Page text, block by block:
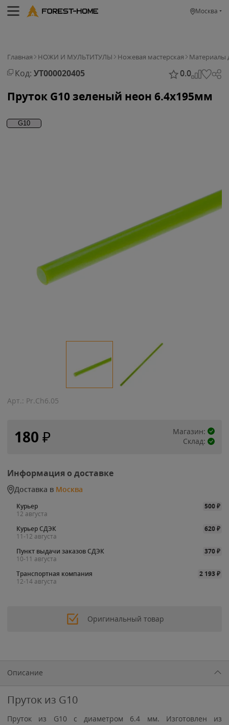
Москва
Главная НОЖИ И МУЛЬТИТУЛЫ Ножевая мастерская Материалы
Код: УТ000020405 0.0
Пруток G10 зеленый неон 6.4x195мм
G10
Арт.: Pr.Ch6.05
180 ₽
Магазин:
Склад:
Информация о доставке
Доставка в Москва
Курьер 500₽
12 августа
Курьер СДЭК
620₽
11-12 августа
Пункт выдачи заказов СДЭК
370₽
10-11 августа
Транспортная компания
2 193₽
12-14 августа
Оригинальный товар
Описание
Пруток из G10
Пруток из G10 с диаметром 6.4 мм. Изготовлен из